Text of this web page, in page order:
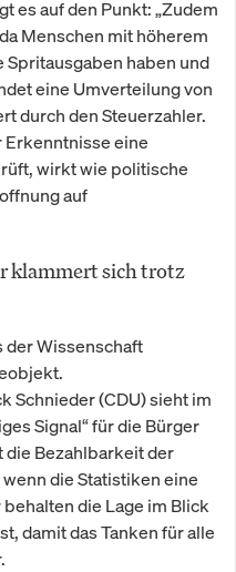
es auf den Punkt: „Zudem
Menschen mit höherem
haben und
eine Umverteilung von
durch den Steuerzahler.
Erkenntnisse eine
wirkt wie politische
auf
klammert sich trotz
der Wissenschaft
Schnieder (CDU) sieht im
Signal“ für die Bürger
die Bezahlbarkeit der
die Statistiken eine
die Lage im Blick
damit das Tanken für alle